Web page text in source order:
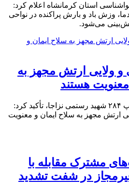
استان کرمانشاه اعلام کرد:
وزش باد و بارش پراکنده در نواحی
می‌شود.
و ولایی ارتش مجهز به
هستند
خرم‌آباد – فرمانده تیپ ۲۸۴ شهید رستمی نزاجا، تأکید کرد:
ارتش مجهز به سلاح ایمان و معنویت
مشترک مقابله با
در شفت تشدید